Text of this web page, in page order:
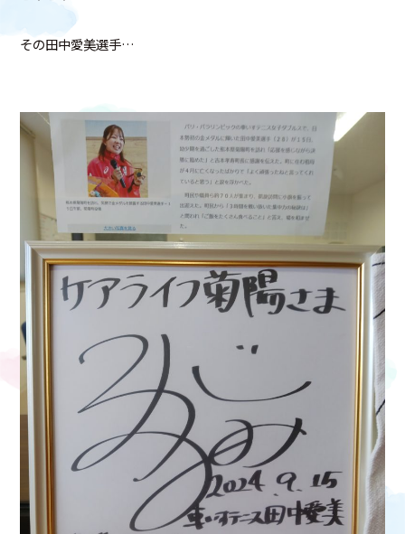
その田中愛美選手…